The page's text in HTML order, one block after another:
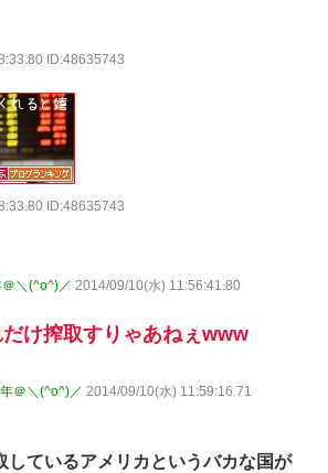
ID:48635743
ID:48635743
＼(^o^)／ 2014/09/10(水) 11:56:41.80
け搾取すりゃあねぇwww
＠＼(^o^)／ 2014/09/10(水) 11:59:16.71
しているアメリカというバカな国が